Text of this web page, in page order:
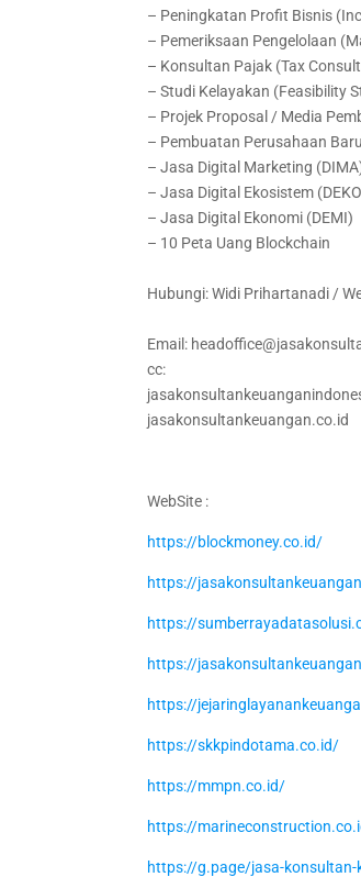
– Peningkatan Profit Bisnis
– Pemeriksaan Pengelolaan
– Konsultan Pajak (Tax
– Studi Kelayakan (Feasibility
– Projek Proposal / Media
– Pembuatan Perusahaan Baru
– Jasa Digital Marketing
– Jasa Digital Ekosistem
– Jasa Digital Ekonomi (DEMI)
– 10 Peta Uang Blockchain
Hubungi: Widi Prihartanadi /
Email:
cc:
jasakonsultankeuangan.co.id
WebSite :
https://blockmoney.co.id/
https://
https://
https://
https://
https://skkpindotama.co.id/
https://mmpn.co.id/
https://
https://g.page/jasa-